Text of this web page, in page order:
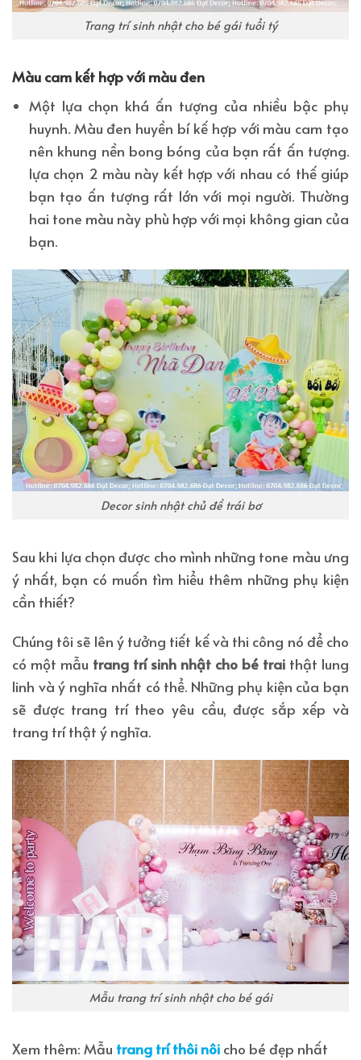
Trang trí sinh nhật cho bé gái tuổi tý
Màu cam kết hợp với màu đen
Một lựa chọn khá ấn tượng của nhiều bậc phụ
huynh. Màu đen huyền bí kế hợp với màu cam tạo
nên khung nền bong bóng của bạn rất ấn tượng.
lựa chọn 2 màu này kết hợp với nhau có thế giúp
bạn tạo ấn tượng rất lớn với mọi người. Thường
hai tone màu này phù hợp với mọi không gian của
bạn.
Decor sinh nhật chủ đề trái bơ
Sau khi lựa chọn được cho mình những tone màu ưng
ý nhất, bạn có muốn tìm hiểu thêm những phụ kiện
cần thiết?
Chúng tôi sẽ lên ý tưởng tiết kế và thi công nó để cho
có một mẫu trang trí sinh nhật cho bé trai thật lung
linh và ý nghĩa nhất có thể. Những phụ kiện của bạn
sẽ được trang trí theo yêu cầu, được sắp xếp và
trang trí thật ý nghĩa.
Mẫu trang trí sinh nhật cho bé gái
Xem thêm: Mẫu trang trí thôi nôi cho bé đẹp nhất